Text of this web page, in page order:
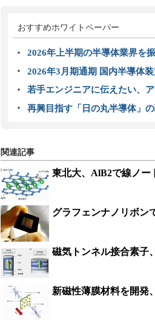
おすすめホワイトペーパー
2026年上半期の半導体業界を
2026年3月期通期 国内半導体
若手エンジニアに伝えたい、
再興目指す「日の丸半導体」
関連記事
東北大、AlB2で線ノー
グラフェンナノリボン
磁気トンネル接合素子
新磁性薄膜材料を開発